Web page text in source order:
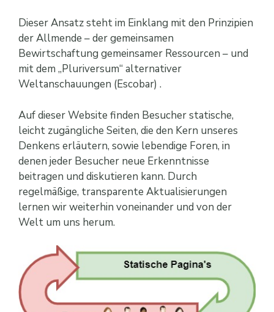
Dieser Ansatz steht im Einklang mit den Prinzipien
der Allmende – der gemeinsamen
Bewirtschaftung gemeinsamer Ressourcen – und
mit dem „Pluriversum“ alternativer
Weltanschauungen (Escobar) .
Auf dieser Website finden Besucher statische,
leicht zugängliche Seiten, die den Kern unseres
Denkens erläutern, sowie lebendige Foren, in
denen jeder Besucher neue Erkenntnisse
beitragen und diskutieren kann. Durch
regelmäßige, transparente Aktualisierungen
lernen wir weiterhin voneinander und von der
Welt um uns herum.